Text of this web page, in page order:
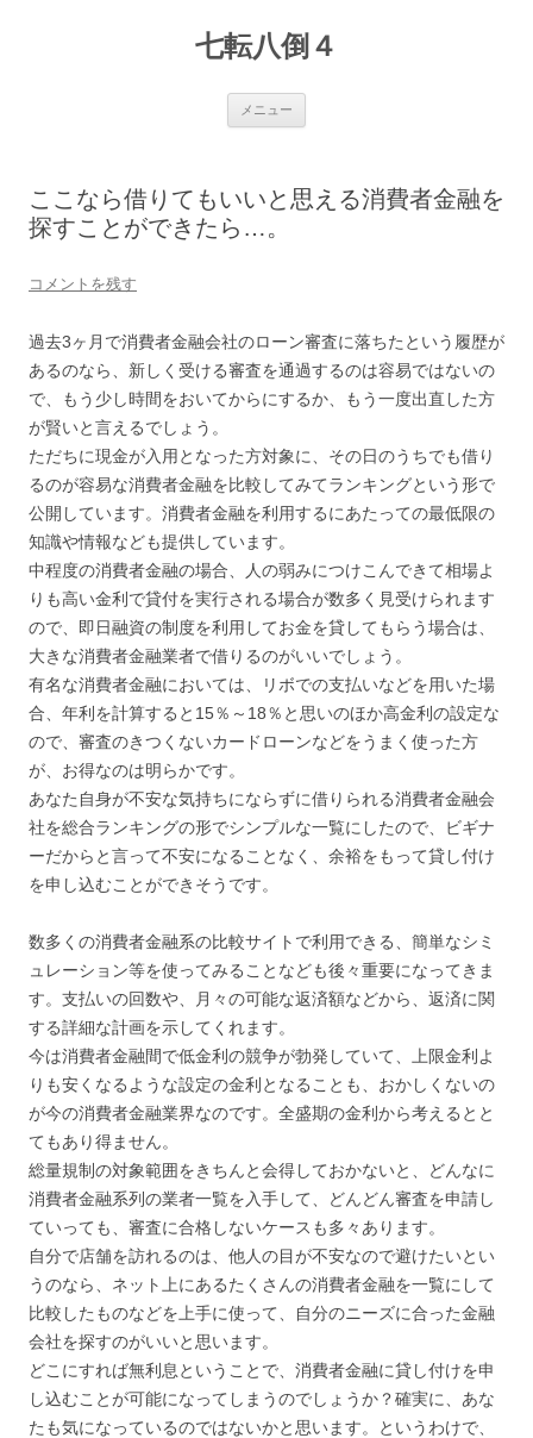
七転八倒４
メニュー
へ
ス
ここなら借りてもいいと思える消費者金融を
探すことができたら…。
コメントを残す
過去3ヶ月で消費者金融会社のローン審査に落ちたという履歴が
あるのなら、新しく受ける審査を通過するのは容易ではないの
で、もう少し時間をおいてからにするか、もう一度出直した方
が賢いと言えるでしょう。
ただちに現金が入用となった方対象に、その日のうちでも借り
るのが容易な消費者金融を比較してみてランキングという形で
公開しています。消費者金融を利用するにあたっての最低限の
知識や情報なども提供しています。
中程度の消費者金融の場合、人の弱みにつけこんできて相場よ
りも高い金利で貸付を実行される場合が数多く見受けられます
ので、即日融資の制度を利用してお金を貸してもらう場合は、
大きな消費者金融業者で借りるのがいいでしょう。
有名な消費者金融においては、リボでの支払いなどを用いた場
合、年利を計算すると15％～18％と思いのほか高金利の設定な
ので、審査のきつくないカードローンなどをうまく使った方
が、お得なのは明らかです。
あなた自身が不安な気持ちにならずに借りられる消費者金融会
社を総合ランキングの形でシンプルな一覧にしたので、ビギナ
ーだからと言って不安になることなく、余裕をもって貸し付け
を申し込むことができそうです。
数多くの消費者金融系の比較サイトで利用できる、簡単なシミ
ュレーション等を使ってみることなども後々重要になってきま
す。支払いの回数や、月々の可能な返済額などから、返済に関
する詳細な計画を示してくれます。
今は消費者金融間で低金利の競争が勃発していて、上限金利よ
りも安くなるような設定の金利となることも、おかしくないの
が今の消費者金融業界なのです。全盛期の金利から考えるとと
てもあり得ません。
総量規制の対象範囲をきちんと会得しておかないと、どんなに
消費者金融系列の業者一覧を入手して、どんどん審査を申請し
ていっても、審査に合格しないケースも多々あります。
自分で店舗を訪れるのは、他人の目が不安なので避けたいとい
うのなら、ネット上にあるたくさんの消費者金融を一覧にして
比較したものなどを上手に使って、自分のニーズに合った金融
会社を探すのがいいと思います。
どこにすれば無利息ということで、消費者金融に貸し付けを申
し込むことが可能になってしまうのでしょうか？確実に、あな
たも気になっているのではないかと思います。というわけで、